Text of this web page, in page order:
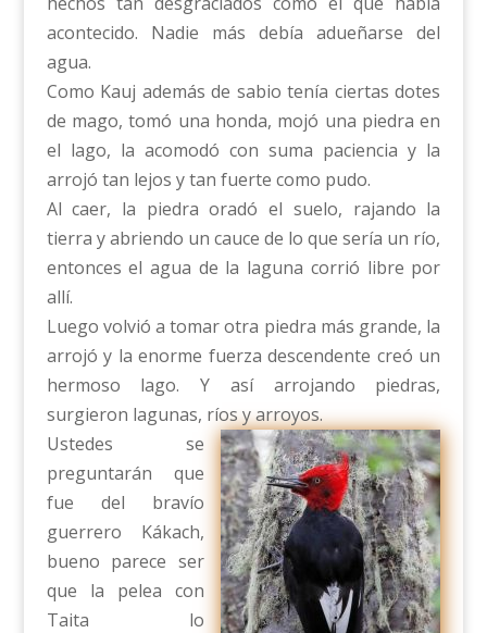
acontecido. Nadie más debía adueñarse del
agua.
Como Kauj además de sabio tenía ciertas dotes
de mago, tomó una honda, mojó una piedra en
el lago, la acomodó con suma paciencia y la
arrojó tan lejos y tan fuerte como pudo.
Al caer, la piedra oradó el suelo, rajando la
tierra y abriendo un cauce de lo que sería un río,
entonces el agua de la laguna corrió libre por
allí.
Luego volvió a tomar otra piedra más grande, la
arrojó y la enorme fuerza descendente creó un
hermoso lago. Y así arrojando piedras,
surgieron lagunas, ríos y arroyos.
Ustedes se
preguntarán que
fue del bravío
guerrero Kákach,
bueno parece ser
que la pelea con
Taita lo